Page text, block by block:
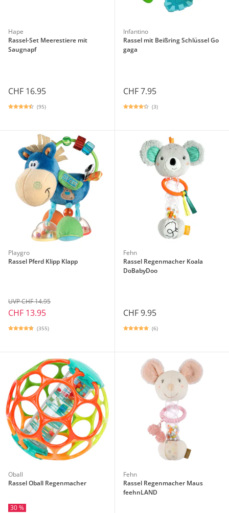
Hape
Rassel-Set Meerestiere mit
Saugnapf
CHF 16.95
(95)
Infantino
Rassel mit Beißring Schlüssel Go
gaga
CHF 7.95
(3)
Playgro
Rassel Pferd Klipp Klapp
CHF 13.95
UVP CHF 14.95
(355)
Fehn
Rassel Regenmacher Koala
DoBabyDoo
CHF 9.95
(6)
Oball
Rassel Oball Regenmacher
30 %
Fehn
Rassel Regenmacher Maus
feehnLAND